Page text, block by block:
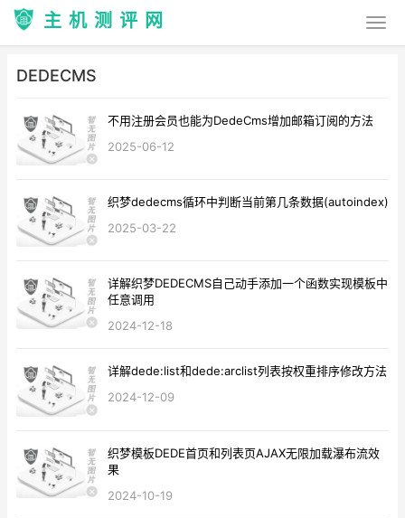
主机测评网
DEDECMS
不用注册会员也能为DedeCms增加邮箱订阅的方法
2025-06-12
织梦dedecms循环中判断当前第几条数据(autoindex)
2025-03-22
详解织梦DEDECMS自己动手添加一个函数实现模板中
任意调用
2024-12-18
详解dede:list和dede:arclist列表按权重排序修改方法
2024-12-09
织梦模板DEDE首页和列表页AJAX无限加载瀑布流效
果
2024-10-19